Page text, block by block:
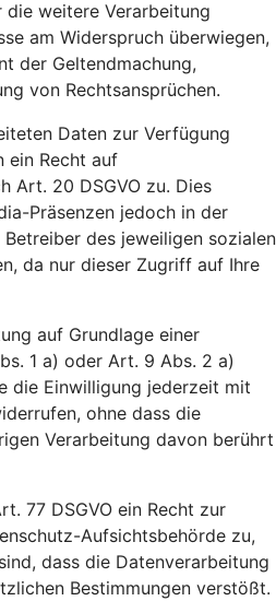
weitere Verarbeitung
am Widerspruch überwiegen,
der Geltendmachung,
von Rechtsansprüchen.
Daten zur Verfügung
ein Recht auf
Art. 20 DSGVO zu. Dies
Präsenzen jedoch in der
des jeweiligen sozialen
da nur dieser Zugriff auf Ihre
auf Grundlage einer
1 a) oder Art. 9 Abs. 2 a)
die Einwilligung jederzeit mit
ohne dass die
Verarbeitung davon berührt
77 DSGVO ein Recht zur
Aufsichtsbehörde zu,
dass die Datenverarbeitung
Bestimmungen verstößt.